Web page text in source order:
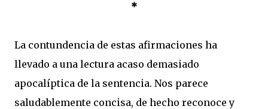
*
La contundencia de estas afirmaciones ha
llevado a una lectura acaso demasiado
apocalíptica de la sentencia. Nos parece
saludablemente concisa, de hecho reconoce y